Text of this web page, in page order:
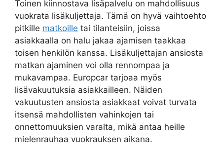
Toinen kiinnostava lisäpalvelu on mahdollisuus
vuokrata lisäkuljettaja. Tämä on hyvä vaihtoehto
pitkille matkoille tai tilanteisiin, joissa
asiakkaalla on halu jakaa ajamisen taakkaa
toisen henkilön kanssa. Lisäkuljettajan ansiosta
matkan ajaminen voi olla rennompaa ja
mukavampaa. Europcar tarjoaa myös
lisävakuutuksia asiakkailleen. Näiden
vakuutusten ansiosta asiakkaat voivat turvata
itsensä mahdollisten vahinkojen tai
onnettomuuksien varalta, mikä antaa heille
mielenrauhaa vuokrauksen aikana.